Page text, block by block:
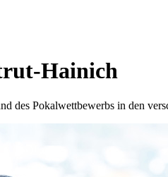
Hainich
des Pokalwettbewerbs in den